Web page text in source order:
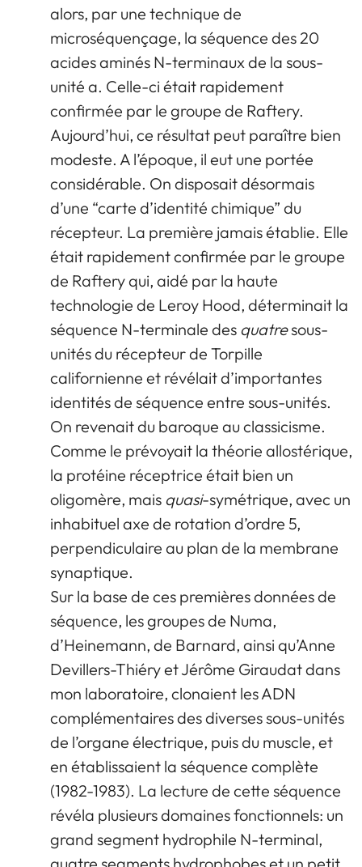
alors, par une technique de
microséquençage, la séquence des 20
acides aminés N-terminaux de la sous-
unité a. Celle-ci était rapidement
confirmée par le groupe de Raftery.
Aujourd’hui, ce résultat peut paraître bien
modeste. A l’époque, il eut une portée
considérable. On disposait désormais
d’une “carte d’identité chimique” du
récepteur. La première jamais établie. Elle
était rapidement confirmée par le groupe
de Raftery qui, aidé par la haute
technologie de Leroy Hood, déterminait la
séquence N-terminale des quatresous-
unités du récepteur de Torpille
californienne et révélait d’importantes
identités de séquence entre sous-unités.
On revenait du baroque au classicisme.
Comme le prévoyait la théorie allostérique,
la protéine réceptrice était bien un
oligomère, mais quasi-symétrique, avec un
inhabituel axe de rotation d’ordre 5,
perpendiculaire au plan de la membrane
synaptique.
Sur la base de ces premières données de
séquence, les groupes de Numa,
d’Heinemann, de Barnard, ainsi qu’Anne
Devillers-Thiéry et Jérôme Giraudat dans
mon laboratoire, clonaient les ADN
complémentaires des diverses sous-unités
de l’organe électrique, puis du muscle, et
en établissaient la séquence complète
(1982-1983). La lecture de cette séquence
révéla plusieurs domaines fonctionnels: un
grand segment hydrophile N-terminal,